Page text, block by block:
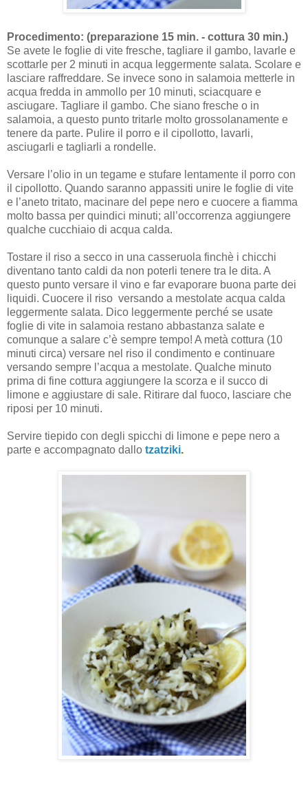
Procedimento: (preparazione 15 min. - cottura 30 min.)
Se avete le foglie di vite fresche, tagliare il gambo, lavarle e
scottarle per 2 minuti in acqua leggermente salata. Scolare e
lasciare raffreddare. Se invece sono in salamoia metterle in
acqua fredda in ammollo per 10 minuti, sciacquare e
asciugare. Tagliare il gambo. Che siano fresche o in
salamoia, a questo punto tritarle molto grossolanamente e
tenere da parte. Pulire il porro e il cipollotto, lavarli,
asciugarli e tagliarli a rondelle.
Versare l’olio in un tegame e stufare lentamente il porro con
il cipollotto. Quando saranno appassiti unire le foglie di vite
e l’aneto tritato, macinare del pepe nero e cuocere a fiamma
molto bassa per quindici minuti; all’occorrenza aggiungere
qualche cucchiaio di acqua calda.
Tostare il riso a secco in una casseruola finchè i chicchi
diventano tanto caldi da non poterli tenere tra le dita. A
questo punto versare il vino e far evaporare buona parte dei
liquidi. Cuocere il riso versando a mestolate acqua calda
leggermente salata. Dico leggermente perché se usate
foglie di vite in salamoia restano abbastanza salate e
comunque a salare c’è sempre tempo! A metà cottura (10
minuti circa) versare nel riso il condimento e continuare
versando sempre l’acqua a mestolate. Qualche minuto
prima di fine cottura aggiungere la scorza e il succo di
limone e aggiustare di sale. Ritirare dal fuoco, lasciare che
riposi per 10 minuti.
Servire tiepido con degli spicchi di limone e pepe nero a
parte e accompagnato dallo tzatziki.